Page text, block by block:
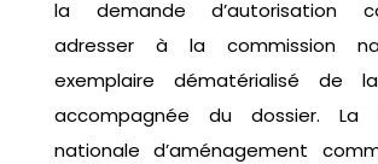
la demande d’autorisation
adresser à la commission
exemplaire dématérialisé de
accompagnée du dossier. La
nationale d’aménagement